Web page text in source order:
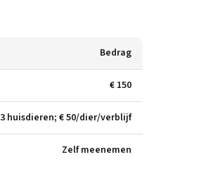
Bedrag
€ 150
huisdieren; € 50/dier/verblijf
Zelf meenemen